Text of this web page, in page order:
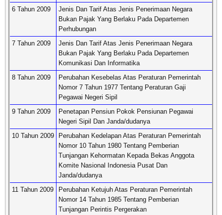
6 Tahun 2009
Jenis Dan Tarif Atas Jenis Penerimaan Negara
Bukan Pajak Yang Berlaku Pada Departemen
Perhubungan
7 Tahun 2009
Jenis Dan Tarif Atas Jenis Penerimaan Negara
Bukan Pajak Yang Berlaku Pada Departemen
Komunikasi Dan Informatika
8 Tahun 2009
Perubahan Kesebelas Atas Peraturan Pemerintah
Nomor 7 Tahun 1977 Tentang Peraturan Gaji
Pegawai Negeri Sipil
9 Tahun 2009
Penetapan Pensiun Pokok Pensiunan Pegawai
Negeri Sipil Dan Janda/dudanya
10 Tahun 2009
Perubahan Kedelapan Atas Peraturan Pemerintah
Nomor 10 Tahun 1980 Tentang Pemberian
Tunjangan Kehormatan Kepada Bekas Anggota
Komite Nasional Indonesia Pusat Dan
Janda/dudanya
11 Tahun 2009
Perubahan Ketujuh Atas Peraturan Pemerintah
Nomor 14 Tahun 1985 Tentang Pemberian
Tunjangan Perintis Pergerakan